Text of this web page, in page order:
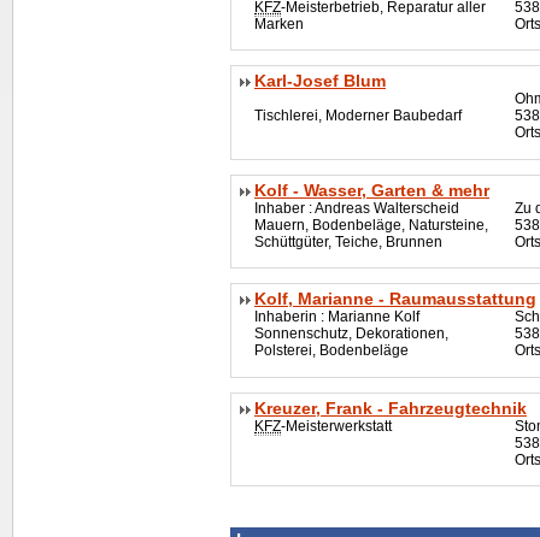
KFZ-Meisterbetrieb, Reparatur aller
Marken
Karl-Josef Blum
Tischlerei, Moderner Baubedarf
Kolf - Wasser, Garten & mehr
Inhaber : Andreas Walterscheid
Mauern, Bodenbeläge, Natursteine,
Schüttgüter, Teiche, Brunnen
Zu
Kolf, Marianne - Raumausstattung
Inhaberin : Marianne Kolf
Sonnenschutz, Dekorationen,
Polsterei, Bodenbeläge
Kreuzer, Frank - Fahrzeugtechnik
KFZ-Meisterwerkstatt